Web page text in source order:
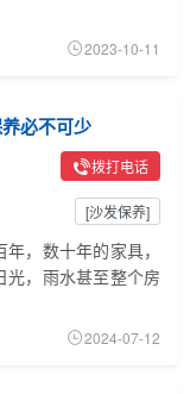
2023-10-11
必不可少
拨打电话
[沙发保养]
，数十年的家具，
光，雨水甚至整个房
2024-07-12